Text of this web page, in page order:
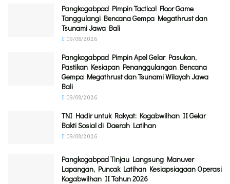
Pangkogabpad Pimpin Tactical Floor Game
Tanggulangi Bencana Gempa Megathrust dan
Tsunami Jawa Bali
09/08/2026
Pangkogabpad Pimpin Apel Gelar Pasukan,
Pastikan Kesiapan Penanggulangan Bencana
Gempa Megathrust dan Tsunami Wilayah Jawa
Bali
09/08/2026
TNI Hadir untuk Rakyat: Kogabwilhan II Gelar
Bakti Sosial di Daerah Latihan
09/08/2026
Pangkogabpad Tinjau Langsung Manuver
Lapangan, Puncak Latihan Kesiapsiagaan Operasi
Kogabwilhan II Tahun 2026